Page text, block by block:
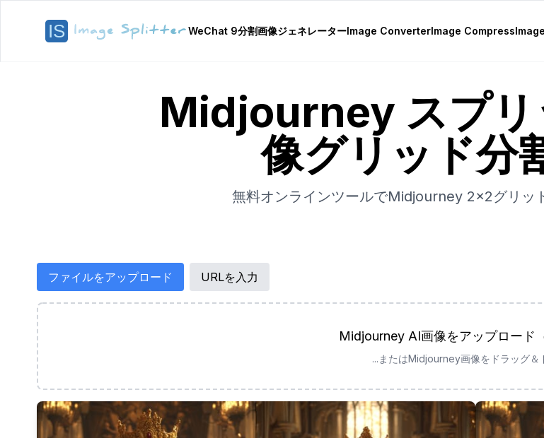
WeChat 9分割画像ジェネレーターImage ConverterImage Compress
Midjourney スプリ
像グリッド分
無料オンラインツールでMidjourney 2x2グリッ
ファイルをアップロード URLを入力
Midjourney AI画像をアップロード
...またはMidjourney画像をドラッグ＆